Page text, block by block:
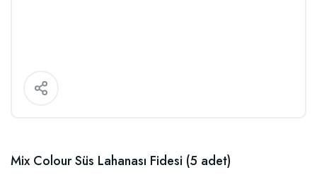
Mix Colour Süs Lahanası Fidesi (5 adet)